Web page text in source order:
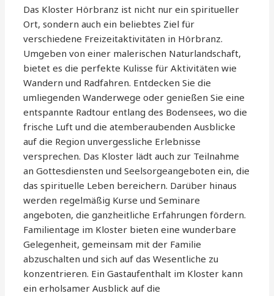
Das Kloster Hörbranz ist nicht nur ein spiritueller
Ort, sondern auch ein beliebtes Ziel für
verschiedene Freizeitaktivitäten in Hörbranz.
Umgeben von einer malerischen Naturlandschaft,
bietet es die perfekte Kulisse für Aktivitäten wie
Wandern und Radfahren. Entdecken Sie die
umliegenden Wanderwege oder genießen Sie eine
entspannte Radtour entlang des Bodensees, wo die
frische Luft und die atemberaubenden Ausblicke
auf die Region unvergessliche Erlebnisse
versprechen. Das Kloster lädt auch zur Teilnahme
an Gottesdiensten und Seelsorgeangeboten ein, die
das spirituelle Leben bereichern. Darüber hinaus
werden regelmäßig Kurse und Seminare
angeboten, die ganzheitliche Erfahrungen fördern.
Familientage im Kloster bieten eine wunderbare
Gelegenheit, gemeinsam mit der Familie
abzuschalten und sich auf das Wesentliche zu
konzentrieren. Ein Gastaufenthalt im Kloster kann
ein erholsamer Ausblick auf die